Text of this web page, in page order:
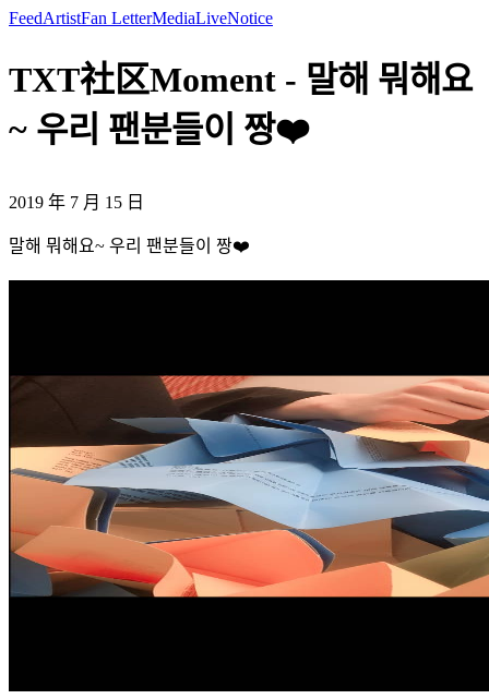
FeedArtistFan LetterMediaLiveNotice
TXT社区Moment - 말해 뭐해요
~ 우리 팬분들이 짱❤️
2019 年 7 月 15 日
말해 뭐해요~ 우리 팬분들이 짱❤️